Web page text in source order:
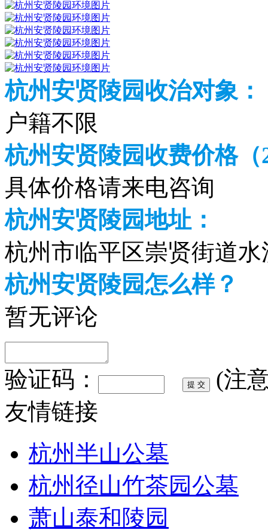
杭州安贤陵园收治对象：
户籍不限
杭州安贤陵园收费价格（
具体价格请来电咨询
杭州安贤陵园地址：
杭州市临平区崇贤街道水
杭州安贤陵园怎么样？
暂无评论
验证码：
(注
友情链接
杭州半山公墓
杭州径山竹茶园公墓
萧山泰和陵园